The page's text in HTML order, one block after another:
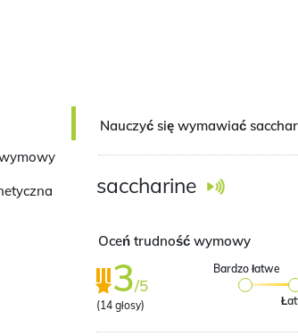
Nauczyć się wymawiać
saccharine
Oceń trudność wymowy
3/5
(14 głosy)
Bardzo łatwe